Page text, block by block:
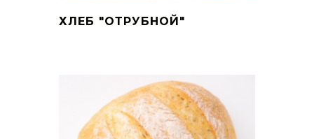
ХЛЕБ "ОТРУБНОЙ"